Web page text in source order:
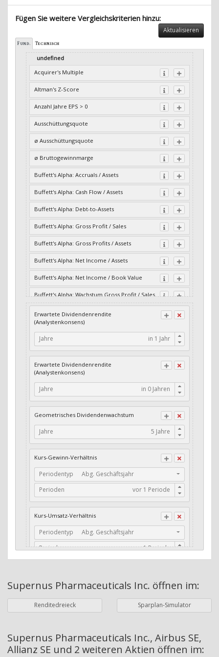
Fügen Sie weitere Vergleichskriterien hinzu:
Aktualisieren
Fund. Technisch
undefined
Acquirer's Multiple
Altman's Z-Score
Anzahl Jahre EPS > 0
Ausschüttungsquote
ø Ausschüttungsquote
ø Bruttogewinnmarge
Buffett's Alpha: Accruals / Assets
Buffett's Alpha: Cash Flow / Assets
Buffett's Alpha: Debt-to-Assets
Buffett's Alpha: Gross Profit / Sales
Buffett's Alpha: Gross Profits / Assets
Buffett's Alpha: Net Income / Assets
Buffett's Alpha: Net Income / Book Value
Buffett's Alpha: Wachstum Gross Profit / Sales
Buffett's Alpha: Wachstum Residual Cash Flow
/ Assets
Buffett's Alpha: Wachstum Residual Gross
Profits / Assets
Income / Assets
Buffett's Alpha: Wachstum Residual Net
Income / Book Value
Cash-Quote
CFO / Interest Expense
Current Ratio
Long-Term Debt to Working Capital
Dividenden-Check
Stabiles Dividenden-Wachstum
Stabiles Dividenden-Wachstum (TTM)
Stabiles Absolutes Dividenden-Wachstum
Dividendenrendite (angekündigt)
Adj. Dividendenrendite (Market Cap)
Erwartete Dividendenrendite
(Analystenkonsens)
Jahre
Erwartete Dividendenrendite
(Analystenkonsens)
Jahre
Geometrisches Dividendenwachstum
Jahre
Kurs-Gewinn-Verhältnis
Periodentyp
Abg. Geschäftsjahr
Perioden
Kurs-Umsatz-Verhältnis
Periodentyp
Abg. Geschäftsjahr
Perioden
Währung Bilanzierungswährung
Periodentyp
Perioden
Supernus Pharmaceuticals Inc. öffnen im:
Renditedreieck Sparplan-Simulator
Supernus Pharmaceuticals Inc., Airbus SE,
Allianz SE und 2 weiteren Aktien öffnen im: